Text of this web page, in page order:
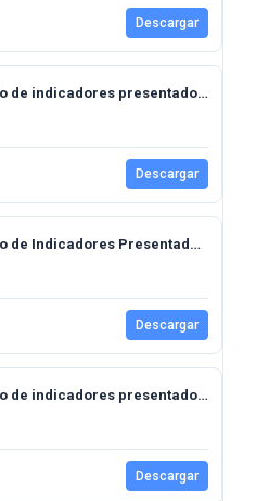
Descargar
2K028D1 Seguimiento de indicadores presentados al Honorable Congreso del Estado mes de septiembre 2024
Descargar
2K028D1 Seguimiento de Indicadores Presentados al Honorable Congreso del Estado Noviembre 2024
Descargar
2K028D1 Seguimiento de indicadores presentados al Honorable Congreso del Estado Tercer trimestre 2024
Descargar